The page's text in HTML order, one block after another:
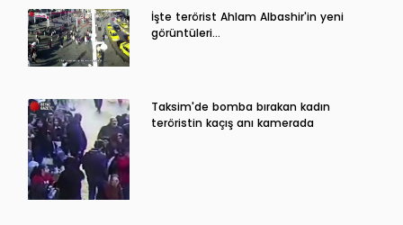
İşte terörist Ahlam Albashir'in yeni
görüntüleri…
Taksim'de bomba bırakan kadın
teröristin kaçış anı kamerada